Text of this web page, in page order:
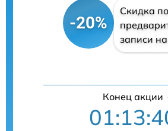
-20%
Скидка по
записи
Конец акции